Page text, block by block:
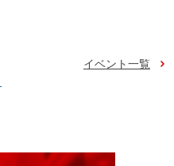
イベント一覧